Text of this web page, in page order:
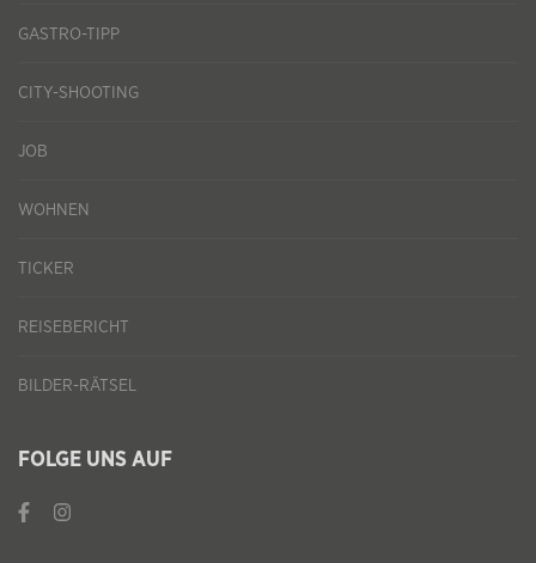
GASTRO-TIPP
CITY-SHOOTING
JOB
WOHNEN
TICKER
REISEBERICHT
BILDER-RÄTSEL
FOLGE UNS AUF